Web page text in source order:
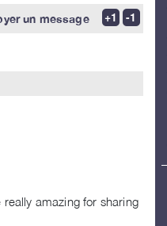
un message
amazing for sharing